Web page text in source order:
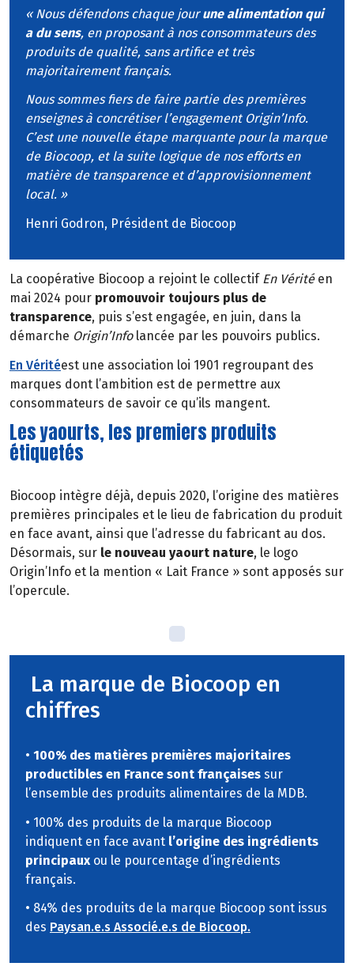
« Nous défendons chaque jourune alimentation qui
a du sens, en proposant à nos consommateurs des
produits de qualité, sans artifice et très
majoritairement français.
Nous sommes fiers de faire partie des premières
enseignes à concrétiser l’engagement Origin’Info.
C’est une nouvelle étape marquante pour la marque
de Biocoop, et la suite logique de nos efforts en
matière de transparence et d’approvisionnement
local. »
Henri Godron, Président de Biocoop
La coopérative Biocoop a rejoint le collectif En Véritéen
mai 2024 pour promouvoir toujours plus de
transparence, puis s’est engagée, en juin, dans la
démarche Origin’Infolancée par les pouvoirs publics.
En Véritéest une association loi 1901 regroupant des
marques dont l’ambition est de permettre aux
consommateurs de savoir ce qu’ils mangent.
Les yaourts, les premiers produits
étiquetés
Biocoop intègre déjà, depuis 2020, l’origine des matières
premières principales et le lieu de fabrication du produit
en face avant, ainsi que l’adresse du fabricant au dos.
Désormais, sur le nouveau yaourt nature, le logo
Origin’Info et la mention « Lait France » sont apposés sur
l’opercule.
La marque de Biocoop en
chiffres
• 100% des matières premières majoritaires
productibles en France sont françaises sur
l’ensemble des produits alimentaires de la MDB.
• 100% des produits de la marque Biocoop
indiquent en face avant l’origine des ingrédients
principaux ou le pourcentage d’ingrédients
français.
• 84% des produits de la marque Biocoop sont issus
des Paysan.e.s Associé.e.s de Biocoop.